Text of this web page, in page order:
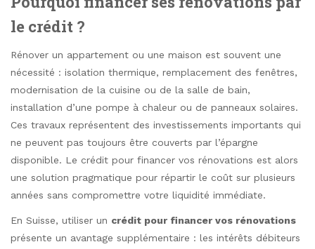
le crédit ?
Rénover un appartement ou une maison est souvent une
nécessité : isolation thermique, remplacement des fenêtres,
modernisation de la cuisine ou de la salle de bain,
installation d’une pompe à chaleur ou de panneaux solaires.
Ces travaux représentent des investissements importants qui
ne peuvent pas toujours être couverts par l’épargne
disponible. Le crédit pour financer vos rénovations est alors
une solution pragmatique pour répartir le coût sur plusieurs
années sans compromettre votre liquidité immédiate.
En Suisse, utiliser un crédit pour financer vos rénovations
présente un avantage supplémentaire : les intérêts débiteurs